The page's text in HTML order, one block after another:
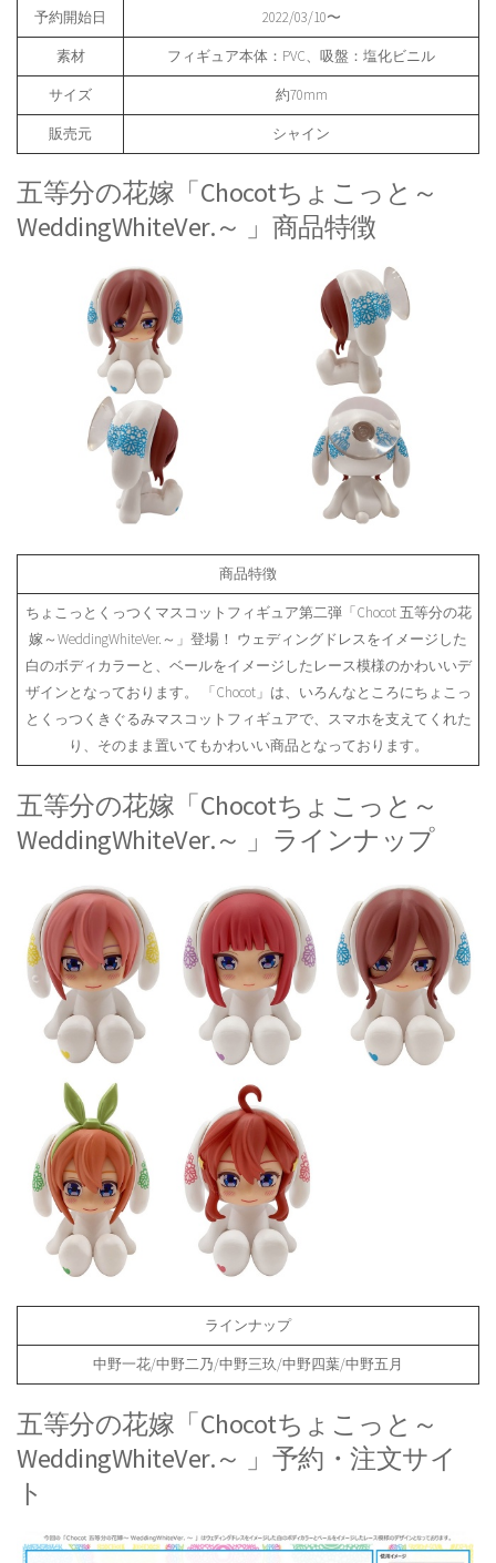
予約開始日 2022/03/10〜
素材 フィギュア本体：PVC、吸盤：塩化ビニル
サイズ 約70mm
販売元 シャイン
五等分の花嫁「Chocotちょこっと～
WeddingWhiteVer.～ 」商品特徴
商品特徴
ちょこっとくっつくマスコットフィギュア第二弾「Chocot 五等分の花
嫁～WeddingWhiteVer.～」登場！ ウェディングドレスをイメージした
白のボディカラーと、ベールをイメージしたレース模様のかわいいデ
ザインとなっております。 「Chocot」は、いろんなところにちょこっ
とくっつくきぐるみマスコットフィギュアで、スマホを支えてくれた
り、そのまま置いてもかわいい商品となっております。
五等分の花嫁「Chocotちょこっと～
WeddingWhiteVer.～ 」ラインナップ
ラインナップ
中野一花/中野二乃/中野三玖/中野四葉/中野五月
五等分の花嫁「Chocotちょこっと～
WeddingWhiteVer.～ 」予約・注文サイ
ト